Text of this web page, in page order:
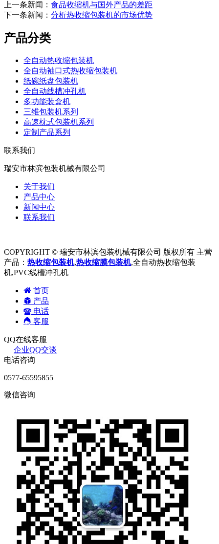
上一条新闻： 食品收缩机与国外产品的差距
下一条新闻： 分析热收缩包装机的市场优势
产品分类
全自动热收缩包装机
全自动袖口式热收缩包装机
纸碗纸盘包装机
全自动线槽冲孔机
多功能装盒机
三维包装机系列
高速枕式包装机系列
定制产品系列
联系我们
瑞安市林滨包装机械有限公司
关于我们
产品中心
新闻中心
联系我们
COPYRIGHT © 瑞安市林滨包装机械有限公司 版权所有 主营
产品： 热收缩包装机,热收缩膜包装机,全自动热收缩包装
机,PVC线槽冲孔机
首页
产品
电话
客服
QQ在线客服
企业QQ交谈
电话咨询
0577-65595855
微信咨询